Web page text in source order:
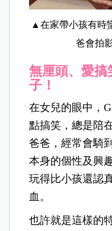
▲ 在家帶小孩有時
爸會拍
無厘頭、愛搞
子！
在女兒的眼中，
點搞笑，總是陪
爸爸，經常會騎
本身的個性及興
玩得比小孩還認
血。
也許就是這樣的